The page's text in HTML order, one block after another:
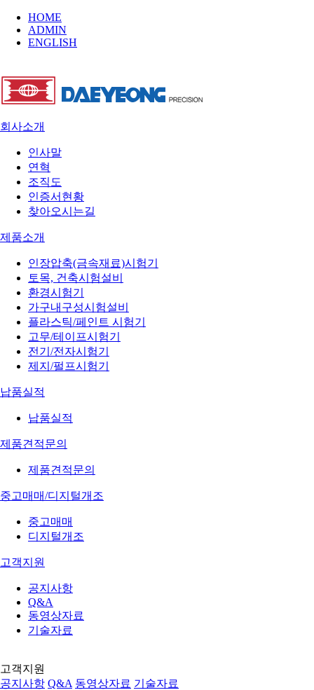
HOME
ADMIN
ENGLISH
회사소개
인사말
연혁
조직도
인증서현황
찾아오시는길
제품소개
인장압축(금속재료)시험기
토목, 건축시험설비
환경시험기
가구내구성시험설비
플라스틱/페인트 시험기
고무/테이프시험기
전기/전자시험기
제지/펄프시험기
납품실적
납품실적
제품견적문의
제품견적문의
중고매매/디지털개조
중고매매
디지털개조
고객지원
공지사항
Q&A
동영상자료
기술자료
고객지원
공지사항 Q&A 동영상자료 기술자료